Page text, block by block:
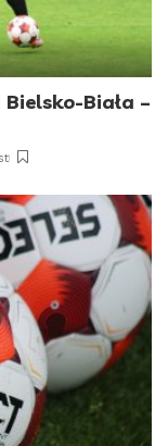
Biała –